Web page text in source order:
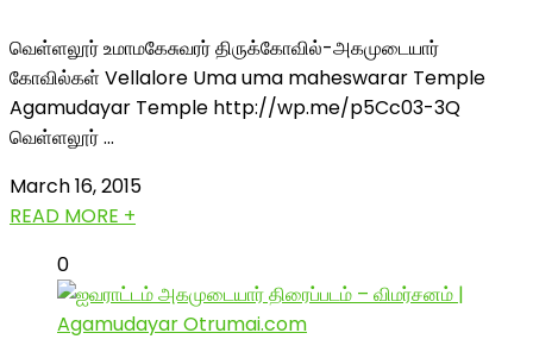
வெள்ளலூர் உமாமகேசுவரர் திருக்கோவில்-அகமுடையார்
கோவில்கள் Vellalore Uma uma maheswarar Temple
Agamudayar Temple http://wp.me/p5Cc03-3Q
வெள்ளலூர் ...
March 16, 2015
READ MORE +
0